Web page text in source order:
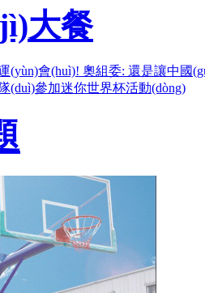
大餐
(yùn)會(huì)! 奧組委: 還是讓中國
(duì)參加迷你世界杯活動(dòng)